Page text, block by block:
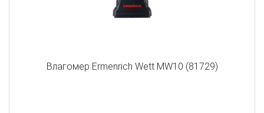
Влагомер Ermenrich Wett MW10 (81729)